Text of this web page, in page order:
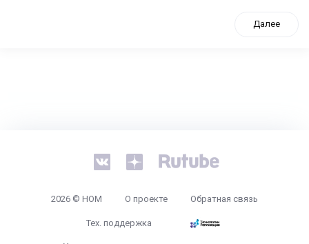
Далее
2026 © НОМ О проекте Обратная связь
Тех. поддержка